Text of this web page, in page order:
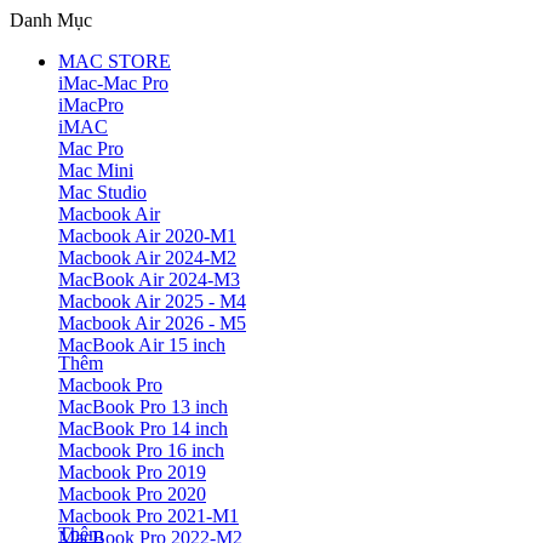
Danh Mục
MAC STORE
iMac-Mac Pro
iMacPro
iMAC
Mac Pro
Mac Mini
Mac Studio
Macbook Air
Macbook Air 2020-M1
Macbook Air 2024-M2
MacBook Air 2024-M3
Macbook Air 2025 - M4
Macbook Air 2026 - M5
MacBook Air 15 inch
Thêm
Macbook Pro
MacBook Pro 13 inch
MacBook Pro 14 inch
Macbook Pro 16 inch
Macbook Pro 2019
Macbook Pro 2020
Macbook Pro 2021-M1
MacBook Pro 2022-M2
Thêm